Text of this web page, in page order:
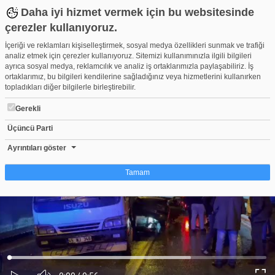
Daha iyi hizmet vermek için bu websitesinde
çerezler kullanıyoruz.
İçeriği ve reklamları kişiselleştirmek, sosyal medya özellikleri sunmak ve trafiği
analiz etmek için çerezler kullanıyoruz. Sitemizi kullanımınızla ilgili bilgileri
ayrıca sosyal medya, reklamcılık ve analiz iş ortaklarımızla paylaşabiliriz. İş
ortaklarımız, bu bilgileri kendilerine sağladığınız veya hizmetlerini kullanırken
topladıkları diğer bilgilerle birleştirebilir.
Gerekli
Üçüncü Parti
Ayrıntıları göster
Tamam
Çerez nedir?
Çerezler, web-sitelerinin, kullanıcıların deneyimlerini daha verimli hale getirmek
amacıyla kullandığı küçük metin dosyalarıdır. Yasalara göre, bu sitenin
işletilmesi için kesinlikle gerekli olan çerezleri cihazınıza yerleştirebiliyoruz.
Diğer çerez türleri için sizden izin almamız gerekiyor. Bu site farklı çerez türleri
kullanmaktadır. Bazı çerezler, sayfalarımızda yer alan üçüncü şahıs hizmetleri
tarafından yerleştirilir. İzniniz şu alanlar için geçerlidir: web.tv
Ses
Yüklendi:
Yükleniyor:
Bursa'da alt geçitte korkunç kaza: 1 ölü, 1'i ağır 4 yaralı